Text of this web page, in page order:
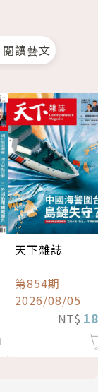
閱讀藝文
天下雜誌
第854期
2026/08/05
NT$